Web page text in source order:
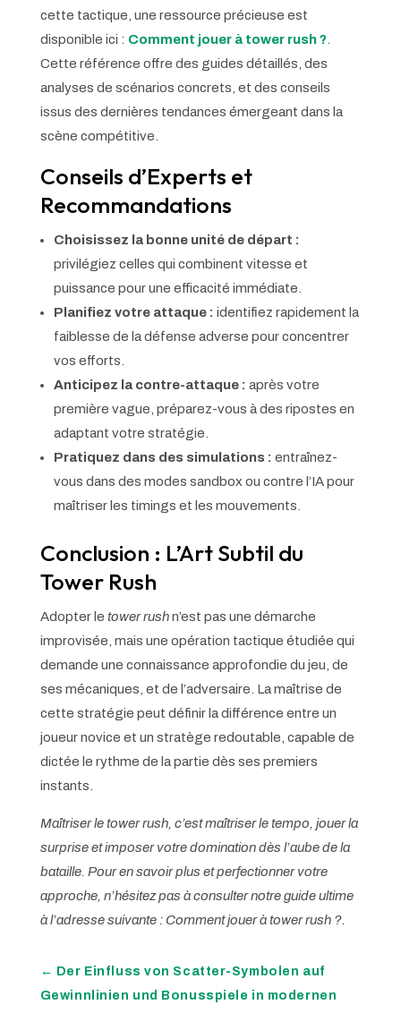
cette tactique, une ressource précieuse est
disponible ici : Comment jouer à tower rush ?
Cette référence offre des guides détaillés, des
analyses de scénarios concrets, et des conseils
issus des dernières tendances émergeant dans la
scène compétitive.
Conseils d’Experts et
Recommandations
Choisissez la bonne unité de départ :
privilégiez celles qui combinent vitesse et
puissance pour une efficacité immédiate.
Planifiez votre attaque : identifiez rapidement la
faiblesse de la défense adverse pour concentrer
vos efforts.
Anticipez la contre-attaque : après votre
première vague, préparez-vous à des ripostes en
adaptant votre stratégie.
Pratiquez dans des simulations : entraînez-
vous dans des modes sandbox ou contre l’IA pour
maîtriser les timings et les mouvements.
Conclusion : L’Art Subtil du
Tower Rush
Adopter le tower rushn’est pas une démarche
improvisée, mais une opération tactique étudiée qui
demande une connaissance approfondie du jeu, de
ses mécaniques, et de l’adversaire. La maîtrise de
cette stratégie peut définir la différence entre un
joueur novice et un stratège redoutable, capable de
dictée le rythme de la partie dès ses premiers
instants.
Maîtriser le tower rush, c’est maîtriser le tempo, jouer la
surprise et imposer votre domination dès l’aube de la
bataille. Pour en savoir plus et perfectionner votre
approche, n’hésitez pas à consulter notre guide ultime
à l’adresse suivante : Comment jouer à tower rush ?.
← Der Einfluss von Scatter-Symbolen auf
Gewinnlinien und Bonusspiele in modernen